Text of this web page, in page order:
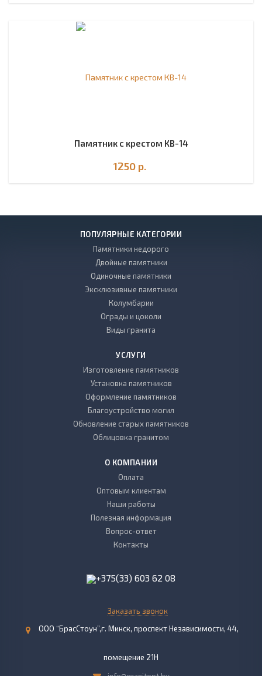
Памятник с крестом КВ-14
1250 р.
ПОПУЛЯРНЫЕ КАТЕГОРИИ
Памятники недорого
Двойные памятники
Одиночные памятники
Эксклюзивные памятники
Колумбарии
Ограды и цоколи
Виды гранита
УСЛУГИ
Изготовление памятников
Установка памятников
Оформление памятников
Благоустройство могил
Обновление старых памятников
Облицовка гранитом
О КОМПАНИИ
Оплата
Оптовым клиентам
Наши работы
Полезная информация
Вопрос-ответ
Контакты
+375(33) 603 62 08
Заказать звонок
ООО “БрасСтоун”,г. Минск, проспект Независимости, 44,
помещение 21Н